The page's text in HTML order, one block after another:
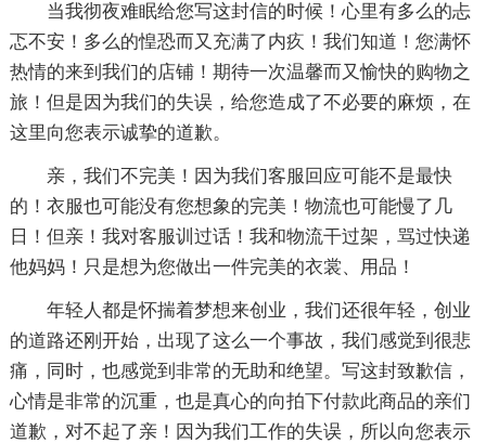
当我彻夜难眠给您写这封信的时候！心里有多么的忐
忑不安！多么的惶恐而又充满了内疚！我们知道！您满怀
热情的来到我们的店铺！期待一次温馨而又愉快的购物之
旅！但是因为我们的失误，给您造成了不必要的麻烦，在
这里向您表示诚挚的道歉。
亲，我们不完美！因为我们客服回应可能不是最快
的！衣服也可能没有您想象的完美！物流也可能慢了几
日！但亲！我对客服训过话！我和物流干过架，骂过快递
他妈妈！只是想为您做出一件完美的衣裳、用品！
年轻人都是怀揣着梦想来创业，我们还很年轻，创业
的道路还刚开始，出现了这么一个事故，我们感觉到很悲
痛，同时，也感觉到非常的无助和绝望。写这封致歉信，
心情是非常的沉重，也是真心的向拍下付款此商品的亲们
道歉，对不起了亲！因为我们工作的失误，所以向您表示